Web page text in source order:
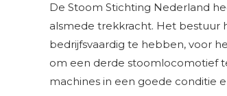
De Stoom Stichting Nederland
alsmede trekkracht. Het bestuur
bedrijfsvaardig te hebben, voor
om een derde stoomlocomotief
machines in een goede conditie